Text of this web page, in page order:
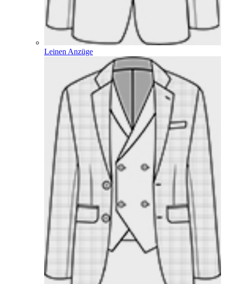
Leinen Anzüge